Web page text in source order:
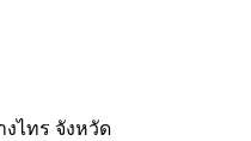
งไทร จังหวัด